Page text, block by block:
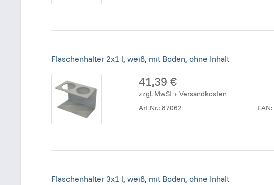
Flaschenhalter 2x1 l, weiß, mit Boden, ohne Inhalt
41,39 €
zzgl. MwSt + Versandkosten
Art.Nr.:87062 EAN:
Flaschenhalter 3x1 l, weiß, mit Boden, ohne Inhalt